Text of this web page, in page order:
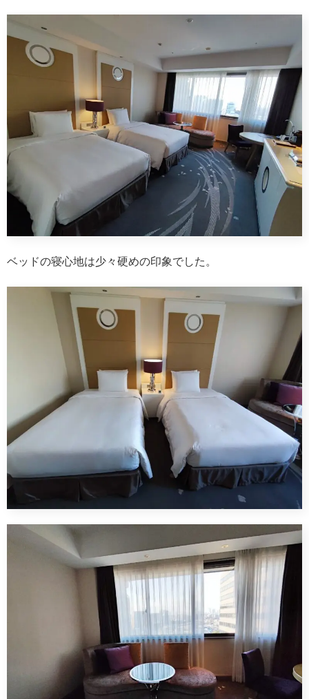
ベッドの寝心地は少々硬めの印象でした。